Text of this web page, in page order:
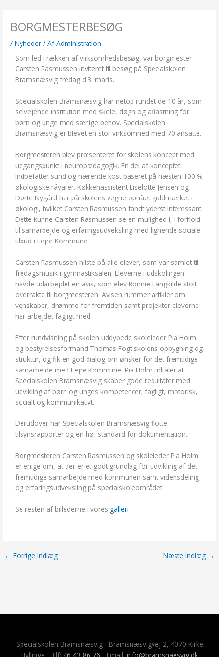
indholdet
BORGMESTERBESØG
/Nyheder / AfAdministration
Som led i rækken af virksomhedsbesøg, var borgmester
Carsten Rasmussen inviteret til besøg på Specialskolen
Bramsnæsvig fredag d.3. marts.
Specialskolen Bramsnæsvig har netop rundet de 10 år, som
selvejende institution med skole, døgn og aflastning for
børn og unge med særlige behov. Specialskolen
Bramsnæsvig er blevet en stor virksomhed med 70 ansatte.
Borgmesteren blev præsenteret for skolens koncept med
udgangspunkt i neuropædagogik. En del af konceptet
indbefatter sund og nærende kost baseret på næsten 100 %
økologiske råvarer. Køkkenassistent Liselotte Jensen og
Dorte Nygård har på skolens vegne opnået guldmærket i
økologi, hvilket Carsten Rasmussen fandt yderst interessant.
Dette kunne Carsten Rasmussen se en mulighed i, i forhold
til samarbejde og erfaringsudveksling med lignende sociale
tilbud i Lejre Kommune.
Carsten Rasmussen hilste på alle elever, som var samlet til
fredagsmusik i gymnastiksalen. Eleverne i udskolingen
havde udarbejdet en avis, som elev Ronnie Langkilde stolt
overrakte til borgmesteren. Avisen rummer artikler om
venskaber, drømme for fremtiden samt projekter eleverne
har arbejdet fagligt med.
Efter rundvisning på skolen uddybede skoleleder Pia Holm
og bestyrelsesformand Thomas Fogt skolens opbygning og
struktur, og fik en god dialog om ønsker for det fremtidige
samarbejde med Lejre Kommune. Pia Holm udtaler at
Specialskolen Bramsnæsvig skaber gode resultater med
udvikling af børn og unges kompetencer; fagligt, motorisk,
socialt og kommunikativt.
Derudover har Specialskolen Bramsnæsvig flotte
tilsynsrapporter og en høj standard for dokumentation.
Borgmesteren Carsten Rasmussen og skoleleder Pia Holm
er enige om, at der er et godt grundlag for udvikling af det
fremtidige samarbejde med kommunen samt vidensdeling
og erfaringsudveksling på specialskoleområdet.
Se resten af billederne i vores galleri
← Forrige Indlæg Næste Indlæg →
Specialskolen Bramsnæsvig - Bramsnæsvigvej 2, 4070 Kirke
Hyllinge - Tlf: 46 43 86 76 - Email: info@bramsnaesvig.dk